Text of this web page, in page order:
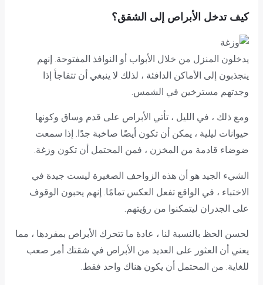
كيف تدخل الأبراص إلى الشقق؟
يدخلون المنزل من خلال الأبواب أو النوافذ المفتوحة. إنهم
ينجذبون إلى الأماكن الدافئة ، لذلك لا ينبغي أن تتفاجأ إذا
وجدتهم مسترخين في الشمس.
ومع ذلك ، في الليل ، تأتي الأبراص على قدم وساق وكونها
حيوانات ليلية ، يمكن أن تكون أيضًا صاخبة جدًا. إذا سمعت
ضوضاء قادمة من المخزن ، فمن المحتمل أن تكون وزغة.
الشيء الجيد هو أن هذه الزواحف الصغيرة ليست جيدة في
الاختباء ، في الواقع تفعل العكس تمامًا. إنهم يحبون الوقوف
على الجدران ليتمكنوا من رؤيتهم.
لحسن الحظ بالنسبة لنا ، عادة ما تتحرك الأبراص بمفردها ، مما
يعني أن العثور على العديد من الأبراص في شقتك أمر صعب
للغاية. من المحتمل أن يكون هناك واحد فقط.